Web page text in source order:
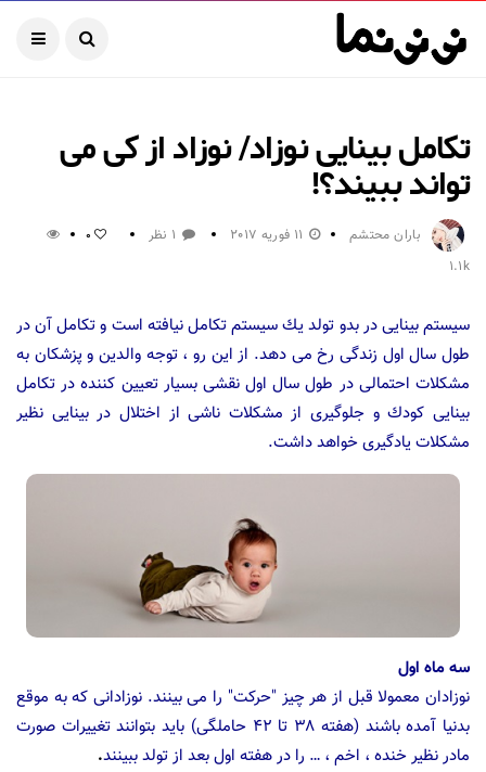
تکامل بینایی نوزاد/ نوزاد از کی می
تواند ببیند؟!
باران محتشم 11 فوریه 2017 1 نظر 0
1.1k
سیستم بینایی در بدو تولد یك سیستم تكامل نیافته است و تكامل آن در
طول سال اول زندگی رخ می دهد. از این رو ، توجه والدین و پزشكان به
مشكلات احتمالی در طول سال اول نقشی بسیار تعیین كننده در تكامل
بینایی كودك و جلوگیری از مشكلات ناشی از اختلال در بینایی نظیر
مشكلات یادگیری خواهد داشت.
سه ماه اول
نوزادان معمولا قبل از هر چیز "حركت" را می بینند. نوزادانی كه به موقع
بدنیا آمده باشند (هفته ۳۸ تا ۴۲ حاملگی) باید بتوانند تغییرات صورت
مادر نظیر خنده ، اخم ، … را در هفته اول بعد از تولد ببینند.